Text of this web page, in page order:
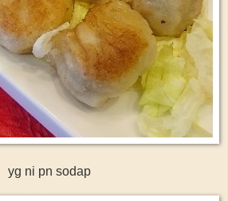
yg ni pn sodap